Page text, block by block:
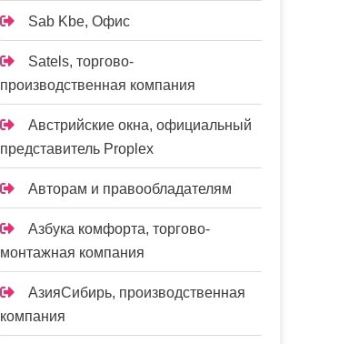
Sab Kbe, Офис
Satels, торгово-
производственная компания
Австрийские окна, официальный
представитель Proplex
Авторам и правообладателям
Азбука комфорта, торгово-
монтажная компания
АзияСибирь, производственная
компания